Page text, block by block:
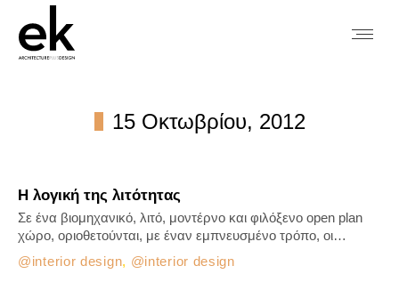
15 Οκτωβρίου, 2012
Η λογική της λιτότητας
interior design, interior design
Σε ένα βιομηχανικό, λιτό, μοντέρνο και φιλόξενο open plan
χώρο, οριοθετούνται, με έναν εμπνευσμένο τρόπο, οι…